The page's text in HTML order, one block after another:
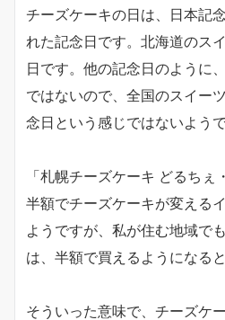
チーズケーキの日は、日本記
れた記念日です。北海道のス
日です。他の記念日のように
ではないので、全国のスイー
念日という感じではないようで
「札幌チーズケーキ どるちぇ
半額でチーズケーキが変える
ようですが、私が住む地域で
は、半額で買えるようになる
そういった意味で、チーズケ